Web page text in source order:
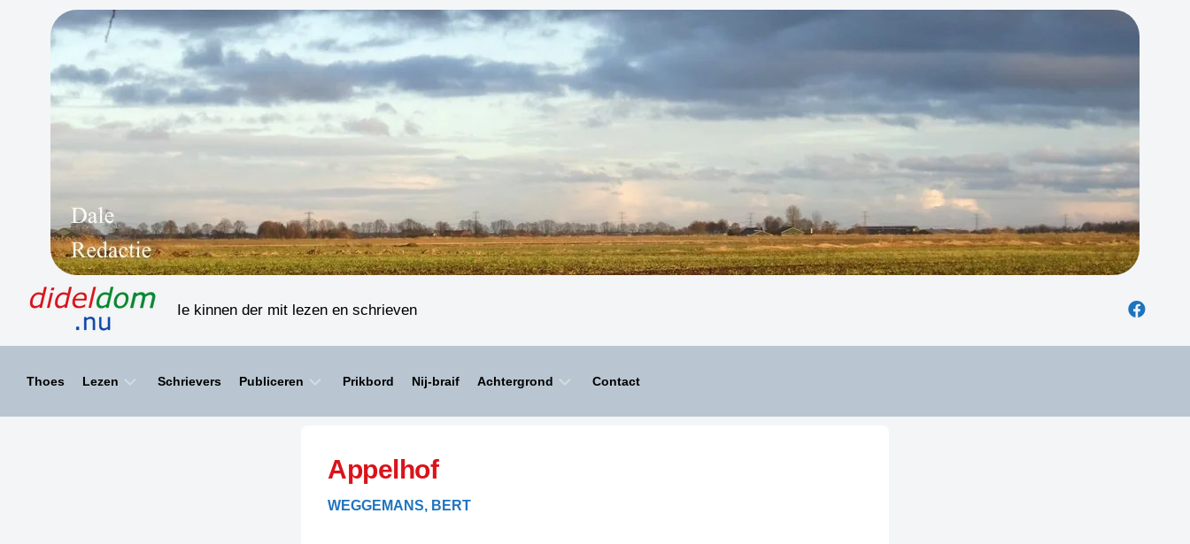
Ie kinnen der mit lezen en schrieven
Thoes Lezen
HAIKU’S
BIENOAMEN
Schrievers Publiceren
SPELLENSCONTROLE
SCHRIEFREGELS
Prikbord Nij-braif Achtergrond Contact
Appelhof
WEGGEMANS, BERT